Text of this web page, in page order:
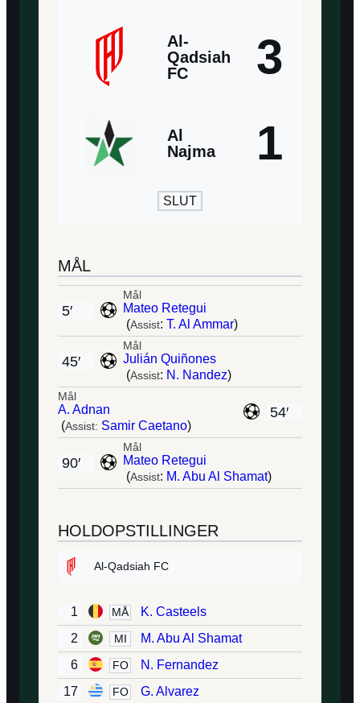
Al-
Qadsiah
FC
3
Al
Najma
1
SLUT
MÅL
Mål
Mateo Retegui
(Assist: T. Al Ammar)
5′
Mål
Julián Quiñones
(Assist: N. Nandez)
45′
54′
Mål
A. Adnan
(Assist: Samir Caetano)
Mål
Mateo Retegui
(Assist: M. Abu Al Shamat)
90′
HOLDOPSTILLINGER
Al-Qadsiah FC
1 MÅ
K. Casteels
2
MI
M. Abu Al Shamat
6
FO
N. Fernandez
17
FO
G. Alvarez